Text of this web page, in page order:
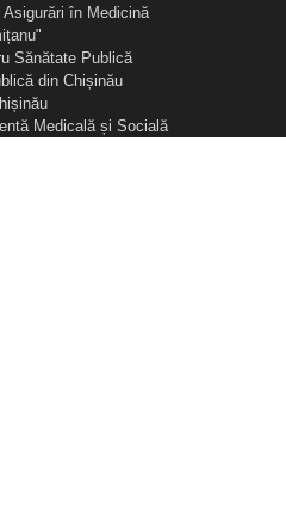
în Medicină
Sănătate Publică
din Chișinău
Medicală și Socială